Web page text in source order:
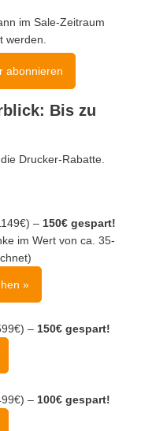
im Sale-Zeitraum
werden.
abonnieren
Bis zu
Drucker-Rabatte.
– 150€ gespart!
im Wert von ca. 35-
»
– 150€ gespart!
– 100€ gespart!